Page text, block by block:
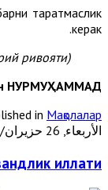
тарқатмаслик
керак.
ривояти).
НУРМУҲАММАД
in Мақолалар
الأربعاء, 26 حزيران/يونيو 2024 00:00
иллати